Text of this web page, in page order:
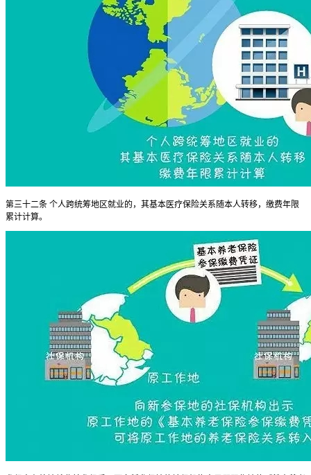
第三十二条 个人跨统筹地区就业的，其基本医疗保险关系随本人转移，缴费年限
累计计算。